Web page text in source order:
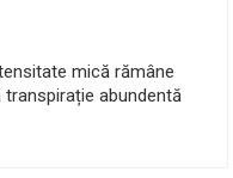
mică rămâne
abundentă